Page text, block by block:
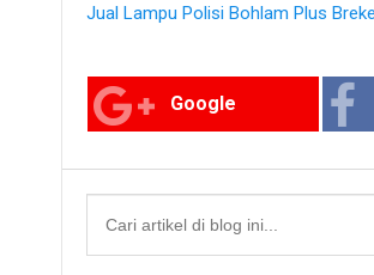
Jual Lampu Polisi Bohlam Plus
Google